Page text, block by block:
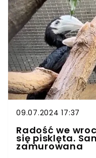
09.07.2024 17:37
Radość we
się pisklęta.
zamurowana